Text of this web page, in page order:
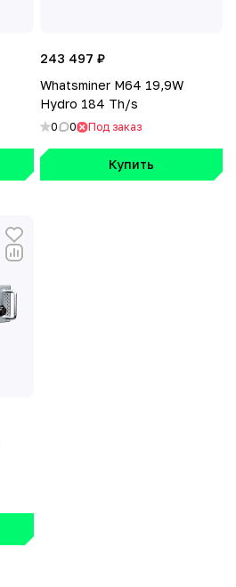
243 497 ₽
Whatsminer M64 19,9W
Hydro 184 Th/s
0 0 Под заказ
Купить